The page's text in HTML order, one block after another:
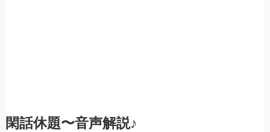
閑話休題〜音声解説♪